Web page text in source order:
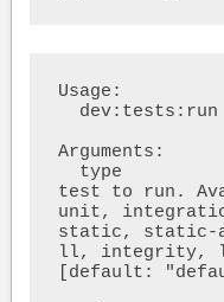
Usage:
Arguments:
test to run.
unit,
static, static-
ll, integrity,
[default: